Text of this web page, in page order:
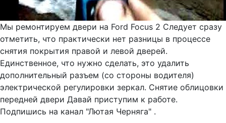
Мы ремонтируем двери на Ford Focus 2 Следует сразу
отметить, что практически нет разницы в процессе
снятия покрытия правой и левой дверей.
Единственное, что нужно сделать, это удалить
дополнительный разъем (со стороны водителя)
электрической регулировки зеркал. Снятие облицовки
передней двери Давай приступим к работе.
Подпишись на канал "Лютая Черняга" .